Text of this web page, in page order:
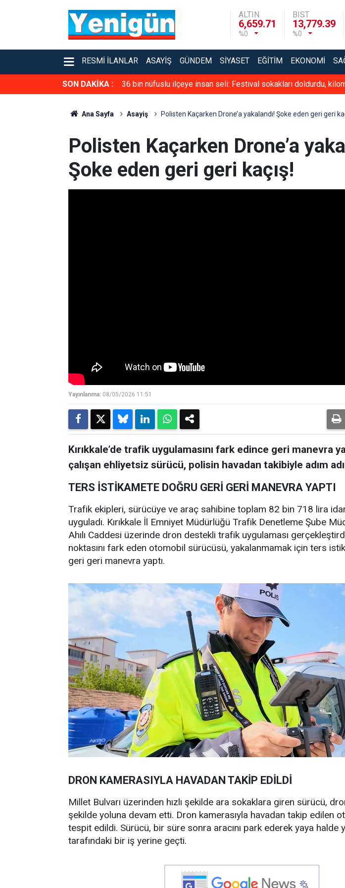
ALTIN
6,659.71
%0
BIST
13,779.39
%0
RESMI İLANLAR ASAYIŞ GÜNDEM SIYASET EĞITIM EKONOMI
SON DAKİKA : 36 bin nüfuslu ilçeye insan seli: Festival sokakları doldurdu,
Ana Sayfa Asayiş Polisten Kaçarken Drone’a yakalandı! Şoke eden geri geri
Polisten Kaçarken Drone’a
Şoke eden geri geri kaçış!
Yayınlanma: 08/05/2026 11:51
Kırıkkale’de trafik uygulamasını fark edince geri manevra
çalışan ehliyetsiz sürücü, polisin havadan takibiyle adım
TERS İSTİKAMETE DOĞRU GERİ GERİ MANEVRA YAPTI
Trafik ekipleri, sürücüye ve araç sahibine toplam 82 bin 718 lira
uyguladı. Kırıkkale İl Emniyet Müdürlüğü Trafik Denetleme Şube
Ahılı Caddesi üzerinde dron destekli trafik uygulaması
noktasını fark eden otomobil sürücüsü, yakalanmamak için ters
geri geri manevra yaptı.
DRON KAMERASIYLA HAVADAN TAKİP EDİLDİ
Millet Bulvarı üzerinden hızlı şekilde ara sokaklara giren sürücü,
şekilde yoluna devam etti. Dron kamerasıyla havadan takip edilen
tespit edildi. Sürücü, bir süre sonra aracını park ederek yaya halde
tarafındaki bir iş yerine geçti.